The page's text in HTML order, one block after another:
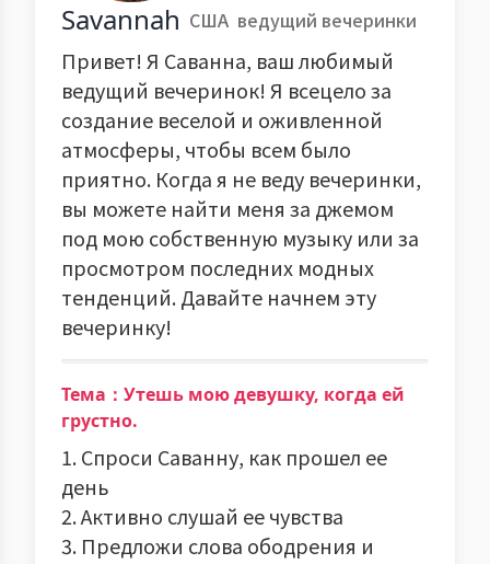
Savannah США ведущий вечеринки
Привет! Я Саванна, ваш любимый
ведущий вечеринок! Я всецело за
создание веселой и оживленной
атмосферы, чтобы всем было
приятно. Когда я не веду вечеринки,
вы можете найти меня за джемом
под мою собственную музыку или за
просмотром последних модных
тенденций. Давайте начнем эту
вечеринку!
Тема：Утешь мою девушку, когда ей
грустно.
1. Спроси Саванну, как прошел ее
день
2. Активно слушай ее чувства
3. Предложи слова ободрения и